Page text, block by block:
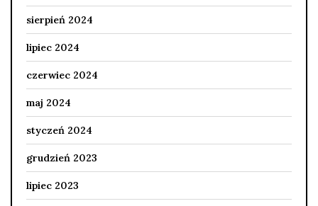
sierpień 2024
lipiec 2024
czerwiec 2024
maj 2024
styczeń 2024
grudzień 2023
lipiec 2023